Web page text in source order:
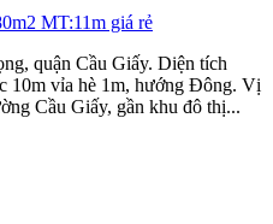
quận Cầu Giấy. Diện tích
10m vỉa hè 1m, hướng Đông. Vị
Cầu Giấy, gần khu đô thị...